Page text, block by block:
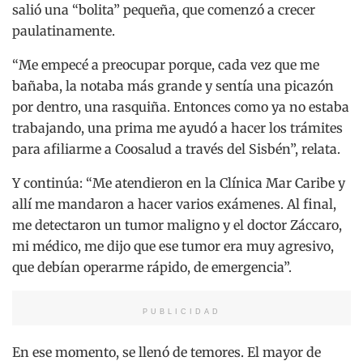
salió una “bolita” pequeña, que comenzó a crecer
paulatinamente.
“Me empecé a preocupar porque, cada vez que me
bañaba, la notaba más grande y sentía una picazón
por dentro, una rasquiña. Entonces como ya no estaba
trabajando, una prima me ayudó a hacer los trámites
para afiliarme a Coosalud a través del Sisbén”, relata.
Y continúa: “Me atendieron en la Clínica Mar Caribe y
allí me mandaron a hacer varios exámenes. Al final,
me detectaron un tumor maligno y el doctor Záccaro,
mi médico, me dijo que ese tumor era muy agresivo,
que debían operarme rápido, de emergencia”.
PUBLICIDAD
En ese momento, se llenó de temores. El mayor de